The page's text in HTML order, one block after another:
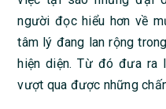
người đọc hiểu hơn về
tâm lý đang lan rộng
hiện diện. Từ đó đưa ra
vượt qua được những